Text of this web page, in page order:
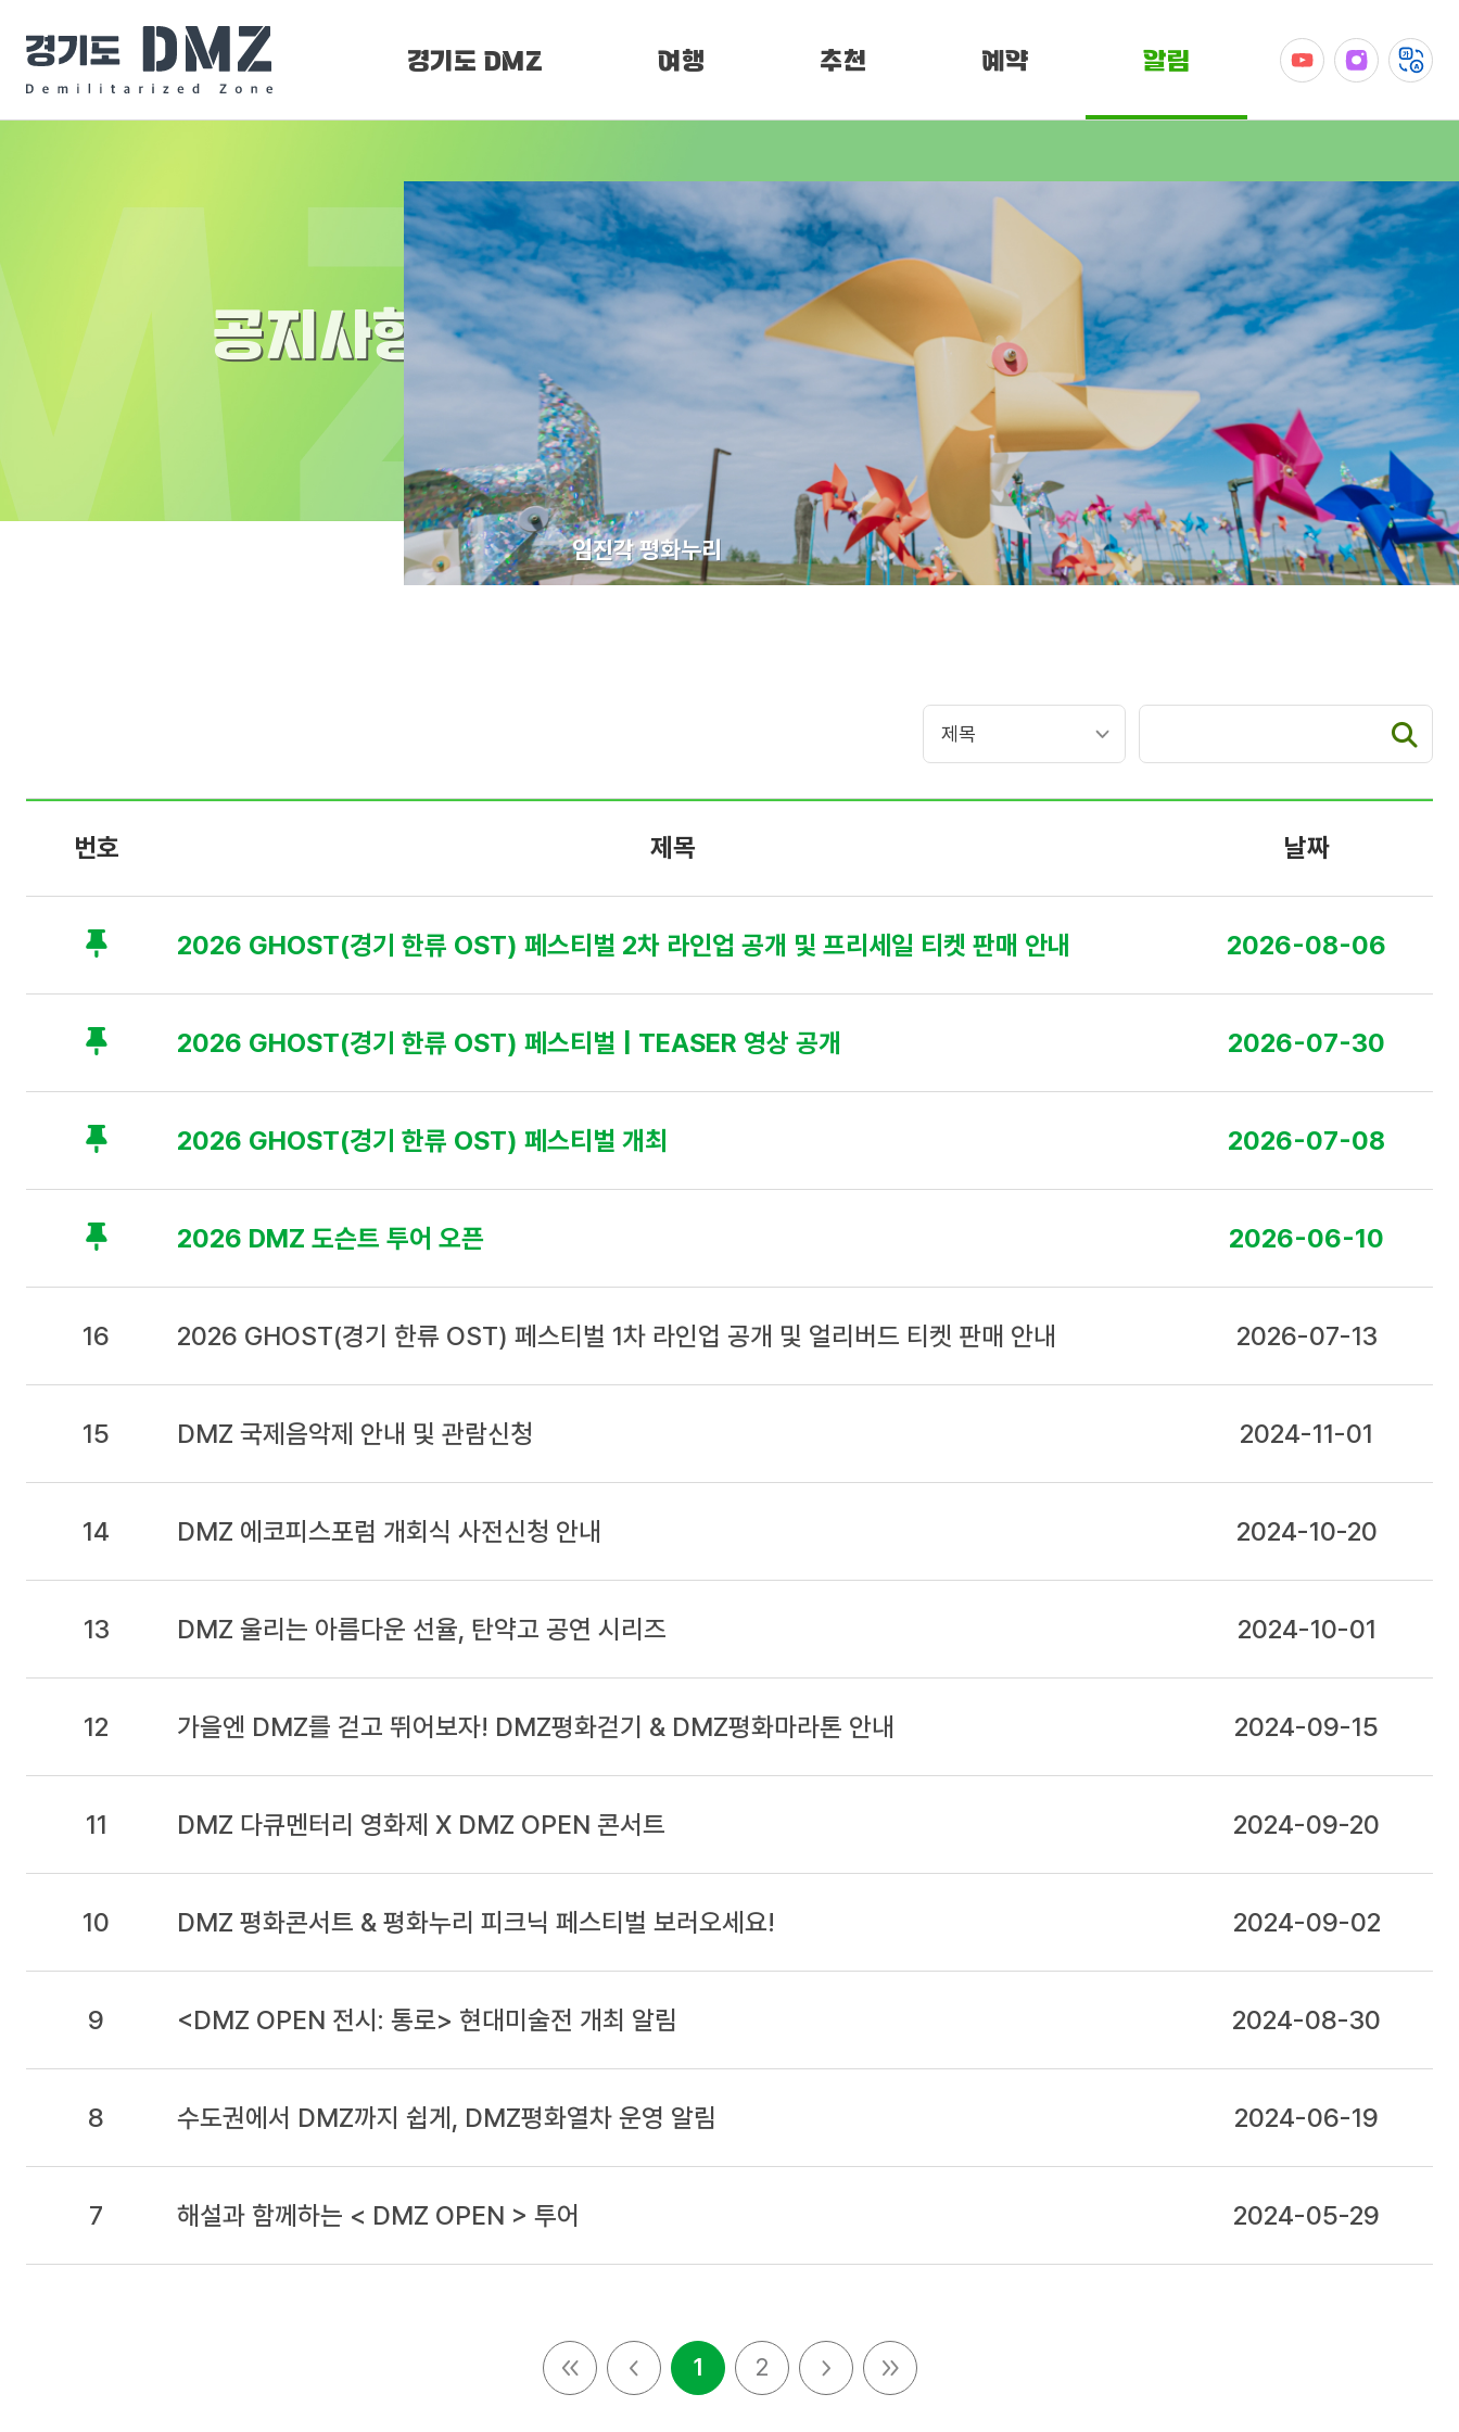
경기도 DMZ
DMZ OPEN 페스티벌
여행
임진각 평화누리
DMZ 평화누리길
추천 예약 알림
공지사항
임진각 평화누리
공
목
구
번호 제목 날짜
2026 GHOST(경기 한류 OST) 페스티벌 2차 라인업 공개 및 프리세일 티켓 판매 안내 2026-08-06
2026 GHOST(경기 한류 OST) 페스티벌 | TEASER 영상 공개 2026-07-30
2026 GHOST(경기 한류 OST) 페스티벌 개최 2026-07-08
2026 DMZ 도슨트 투어 오픈 2026-06-10
16 2026 GHOST(경기 한류 OST) 페스티벌 1차 라인업 공개 및 얼리버드 티켓 판매 안내 2026-07-13
15 DMZ 국제음악제 안내 및 관람신청 2024-11-01
14 DMZ 에코피스포럼 개회식 사전신청 안내 2024-10-20
13 DMZ 울리는 아름다운 선율, 탄약고 공연 시리즈 2024-10-01
12 가을엔 DMZ를 걷고 뛰어보자! DMZ평화걷기 & DMZ평화마라톤 안내 2024-09-15
11 DMZ 다큐멘터리 영화제 X DMZ OPEN 콘서트 2024-09-20
10 DMZ 평화콘서트 & 평화누리 피크닉 페스티벌 보러오세요! 2024-09-02
9 <DMZ OPEN 전시: 통로> 현대미술전 개최 알림 2024-08-30
8 수도권에서 DMZ까지 쉽게, DMZ평화열차 운영 알림 2024-06-19
7 해설과 함께하는 < DMZ OPEN > 투어 2024-05-29
1 2